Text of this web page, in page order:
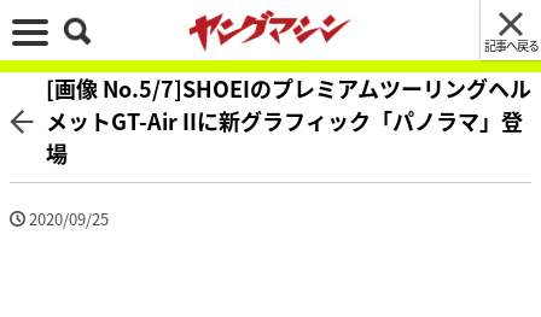
記事へ戻る
[画像 No.5/7]SHOEIのプレミアムツーリングヘル
メットGT-Air IIに新グラフィック「パノラマ」登
場
2020/09/25